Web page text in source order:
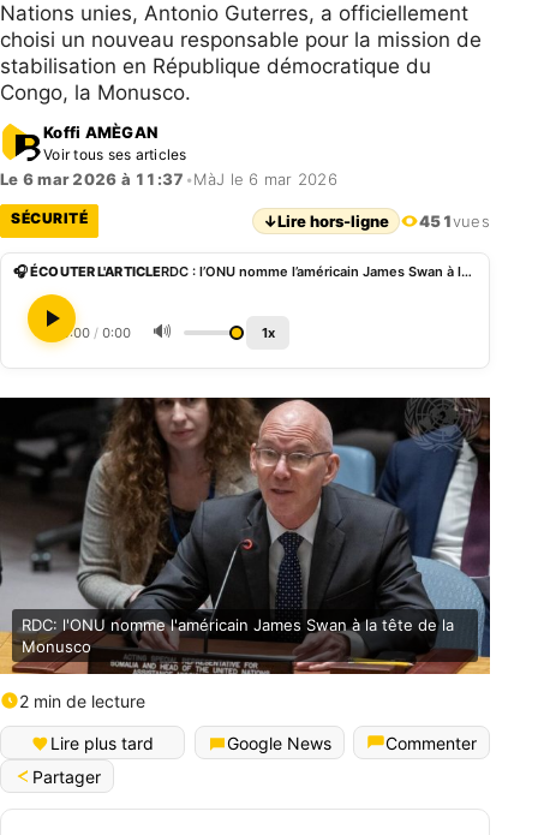
Nations unies, Antonio Guterres, a officiellement
choisi un nouveau responsable pour la mission de
stabilisation en République démocratique du
Congo, la Monusco.
Koffi AMÈGAN
Voir tous ses articles
Le 6 mar 2026 à 11:37 •MàJ le 6 mar 2026
SÉCURITÉ ↓Lire hors-ligne 451vues
🎧 ÉCOUTER L'ARTICLE RDC : l’ONU nomme l’américain James Swan à la tête de la Monusco
0:00 / 0:00 🔊 1x
RDC: l'ONU nomme l'américain James Swan à la tête de la
Monusco
2 min de lecture
Lire plus tard Google News
Commenter
Partager